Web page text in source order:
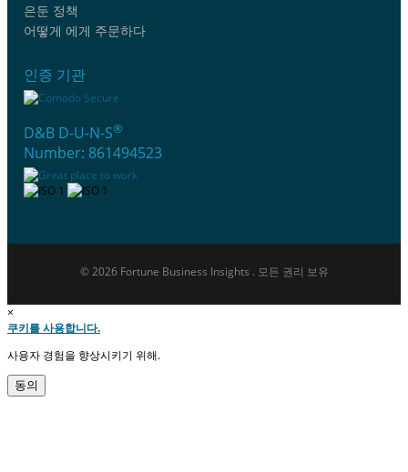
은둔 정책
어떻게 에게 주문하다
인증 기관
D&B D-U-N-S®
Number: 861494523
© 2026 Fortune Business Insights . 모든 권리 보유
×
쿠키를 사용합니다.
사용자 경험을 향상시키기 위해.
동의